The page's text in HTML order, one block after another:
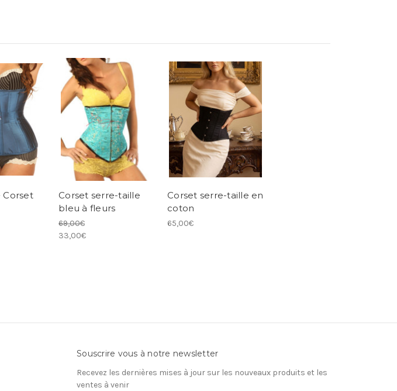
Corset
Corset serre-taille
bleu à fleurs
69,00€
33,00€
Corset serre-taille en
coton
65,00€
Souscrire vous à notre newsletter
Recevez les dernières mises à jour sur les nouveaux produits et les
ventes à venir